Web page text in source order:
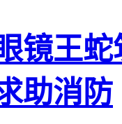
镜王
助消防